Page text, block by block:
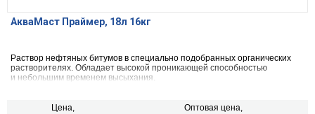
АкваМаст Праймер, 18л 16кг
Раствор нефтяных битумов в специально подобранных органических
растворителях. Обладает высокой проникающей способностью
и небольшим временем высыхания.
Цена, Оптовая цена,